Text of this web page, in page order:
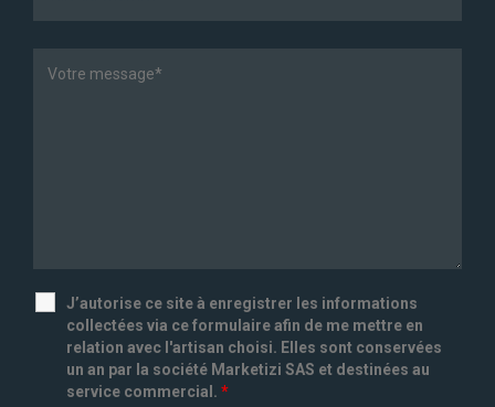
J’autorise ce site à enregistrer les informations
collectées via ce formulaire afin de me mettre en
relation avec l'artisan choisi. Elles sont conservées
un an par la société Marketizi SAS et destinées au
service commercial. *